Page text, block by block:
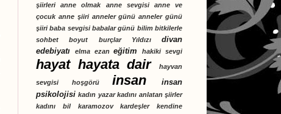
şiirleri
anne olmak anne sevgisi
anne ve
çocuk anne şiiri anneler günü anneler günü
şiiri baba sevgisi babalar günü bilim bitkilerle
sohbet
boyut burçlar Yıldızı
divan
edebiyatı
elma ezan eğitim hakiki sevgi
hayat hayata dair hayvan
sevgisi hoşgörü insan
insan
psikolojisi kadın yazar kadını anlatan şiirler
kadını bil
karamozov kardeşler
kendine